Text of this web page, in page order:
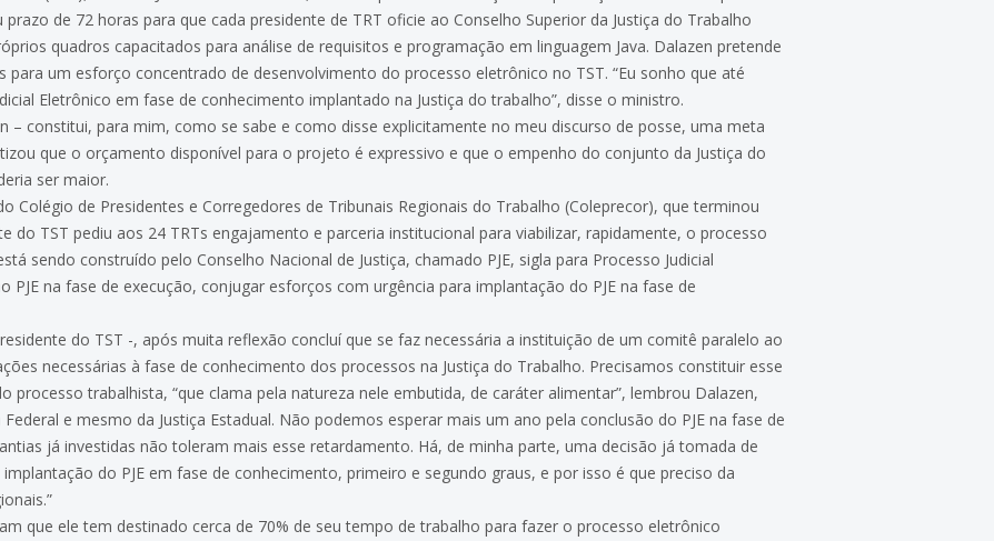
de 72 horas para que cada presidente de TRT oficie ao Conselho Superior da Justiça do Trabalho
quadros capacitados para análise de requisitos e programação em linguagem Java. Dalazen pretende
para um esforço concentrado de desenvolvimento do processo eletrônico no TST. “Eu sonho que até
Eletrônico em fase de conhecimento implantado na Justiça do trabalho”, disse o ministro.
– constitui, para mim, como se sabe e como disse explicitamente no meu discurso de posse, uma meta
que o orçamento disponível para o projeto é expressivo e que o empenho do conjunto da Justiça do
ser maior.
Colégio de Presidentes e Corregedores de Tribunais Regionais do Trabalho (Coleprecor), que terminou
do TST pediu aos 24 TRTs engajamento e parceria institucional para viabilizar, rapidamente, o processo
sendo construído pelo Conselho Nacional de Justiça, chamado PJE, sigla para Processo Judicial
PJE na fase de execução, conjugar esforços com urgência para implantação do PJE na fase de
do TST -, após muita reflexão concluí que se faz necessária a instituição de um comitê paralelo ao
necessárias à fase de conhecimento dos processos na Justiça do Trabalho. Precisamos constituir esse
processo trabalhista, “que clama pela natureza nele embutida, de caráter alimentar”, lembrou Dalazen,
e mesmo da Justiça Estadual. Não podemos esperar mais um ano pela conclusão do PJE na fase de
já investidas não toleram mais esse retardamento. Há, de minha parte, uma decisão já tomada de
do PJE em fase de conhecimento, primeiro e segundo graus, e por isso é que preciso da
que ele tem destinado cerca de 70% de seu tempo de trabalho para fazer o processo eletrônico